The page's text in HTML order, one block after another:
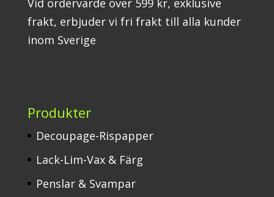
Vid ordervärde över 599 kr, exklusive
frakt, erbjuder vi fri frakt till alla kunder
inom Sverige
Produkter
Decoupage-Rispapper
Lack-Lim-Vax & Färg
Penslar & Svampar